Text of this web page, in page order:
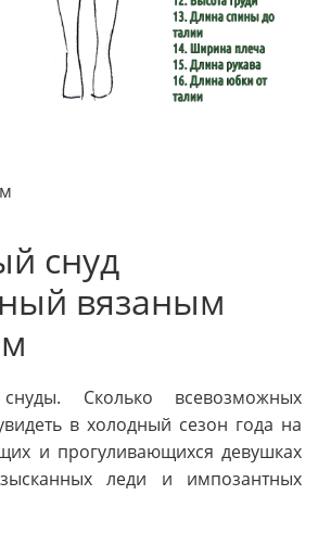
снуд
вязаным
Сколько всевозможных
в холодный сезон года на
и прогуливающихся девушках
леди и импозантных